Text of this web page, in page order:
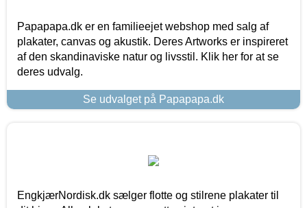
Papapapa.dk er en familieejet webshop med salg af
plakater, canvas og akustik. Deres Artworks er inspireret
af den skandinaviske natur og livsstil. Klik her for at se
deres udvalg.
Se udvalget på Papapapa.dk
EngkjærNordisk.dk sælger flotte og stilrene plakater til